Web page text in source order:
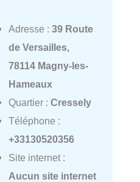
Adresse : 39 Route
de Versailles,
78114 Magny-les-
Hameaux
Quartier : Cressely
Téléphone :
+33130520356
Site internet :
Aucun site internet